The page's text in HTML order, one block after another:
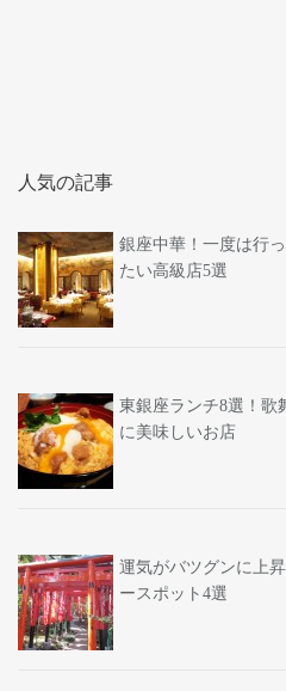
人気の記事
銀座中華！一度は行
たい高級店5選
東銀座ランチ8選！歌
に美味しいお店
運気がバツグンに上
ースポット4選